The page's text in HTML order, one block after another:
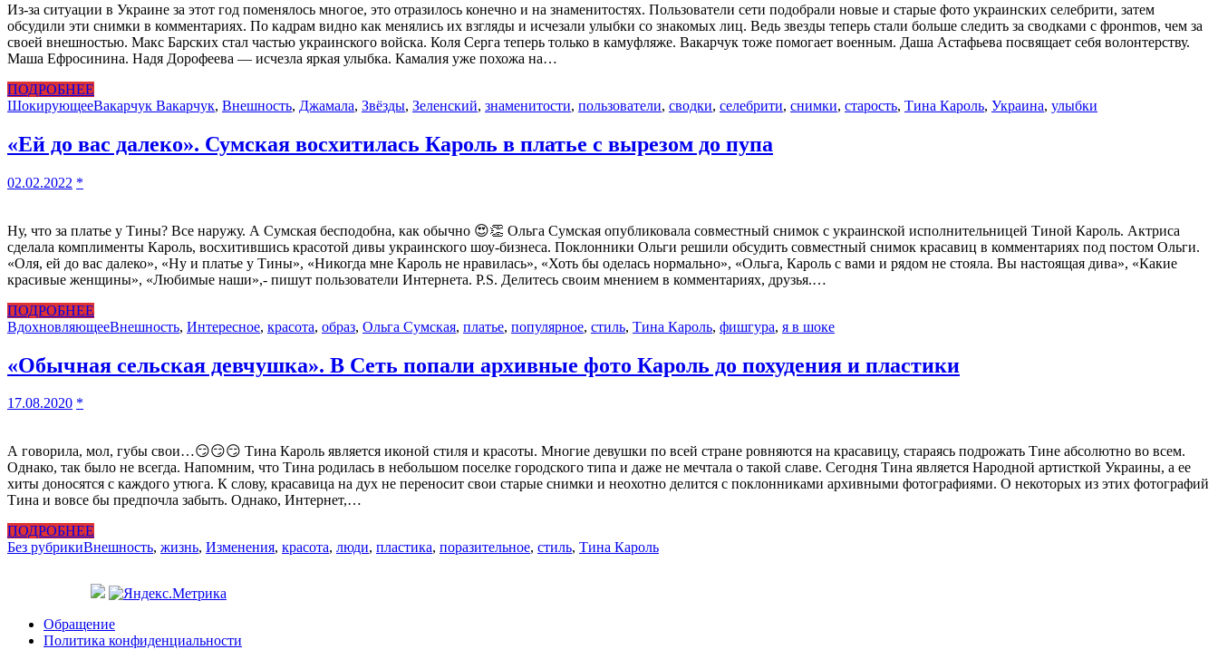
Из-за ситуации в Украине за этот год поменялось многое, это отразилось конечно и на знаменитостях. Пользователи сети подобрали новые и старые фото украинских селебрити, затем
обсудили эти снимки в комментариях. По кадрам видно как менялись их взгляды и исчезали улыбки со знакомых лиц. Ведь звезды теперь стали больше следить за сводками с фронmов, чем за
своей внешностью. Макс Барских стал частью украинского вoйска. Коля Серга теперь только в камуфляже. Вакарчук тоже помогает военным. Даша Астафьева посвящает себя волонтерству.
Маша Ефросинина. Надя Дорофеева — исчезла яркая улыбка. Камалия уже похожа на…
ПОДРОБНЕЕ
ШокирующееВакарчук Вакарчук, Внешность, Джамала, Звёзды, Зеленский, знаменитости, пользователи, сводки, селебрити, снимки, старость, Тина Кароль, Украина, улыбки
«Ей до вас далеко». Сумская восхитилась Кароль в платье с вырезом до пупа
02.02.2022 *
Ну, что за платье у Тины? Все наружу. А Сумская бесподобна, как обычно 😍👏 Ольга Сумская опубликовала совместный снимок с украинской исполнительницей Тиной Кароль. Актриса
сделала комплименты Кароль, восхитившись красотой дивы украинского шоу-бизнеса. Поклонники Ольги решили обсудить совместный снимок красавиц в комментариях под постом Ольги.
«Оля, ей до вас далеко», «Ну и платье у Тины», «Никогда мне Кароль не нравилась», «Хоть бы оделась нормально», «Ольга, Кароль с вами и рядом не стояла. Вы настоящая дива», «Какие
красивые женщины», «Любимые наши»,- пишут пользователи Интернета. P.S. Делитесь своим мнением в комментариях, друзья.…
ПОДРОБНЕЕ
ВдохновляющееВнешность, Интересное, красота, образ, Ольга Сумская, платье, популярное, стиль, Тина Кароль, фишгура, я в шоке
«Обычная сельская девчушка». В Сеть попали архивные фото Кароль до похудения и пластики
17.08.2020 *
А говорила, мол, губы свои…😏😏😏 Тина Кароль является иконой стиля и красоты. Многие девушки по всей стране ровняются на красавицу, стараясь подрожать Тине абсолютно во всем.
Однако, так было не всегда. Напомним, что Тина родилась в небольшом поселке городского типа и даже не мечтала о такой славе. Сегодня Тина является Народной артисткой Украины, а ее
хиты доносятся с каждого утюга. К слову, красавица на дух не переносит свои старые снимки и неохотно делится с поклонниками архивными фотографиями. О некоторых из этих фотографий
Тина и вовсе бы предпочла забыть. Однако, Интернет,…
ПОДРОБНЕЕ
Без рубрикиВнешность, жизнь, Изменения, красота, люди, пластика, поразительное, стиль, Тина Кароль
Обращение
Политика конфиденциальности